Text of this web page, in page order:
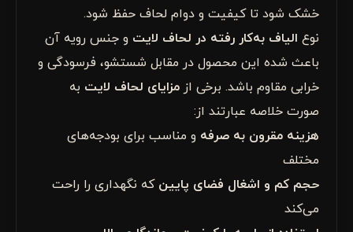
خشک شود تا کیفیت و دوام لحاف حفظ شود.
نوع الیاف به‌کار رفته در لحاف لایت و جنس رویه آن
باعث شده این محصول در مقابل شستشو، فرسودگی و
خرابی مقاوم باشد. برخی از مزایای لحاف لایت به
صورت خلاصه عبارتند از:
هزینه مقرون به صرفه و مناسب برای بودجه‌های
مختلف
حجم کم و اشغال فضای پایین که نگهداری را راحت
می‌کند